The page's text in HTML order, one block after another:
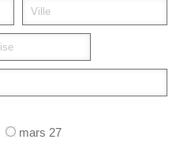
mars 27